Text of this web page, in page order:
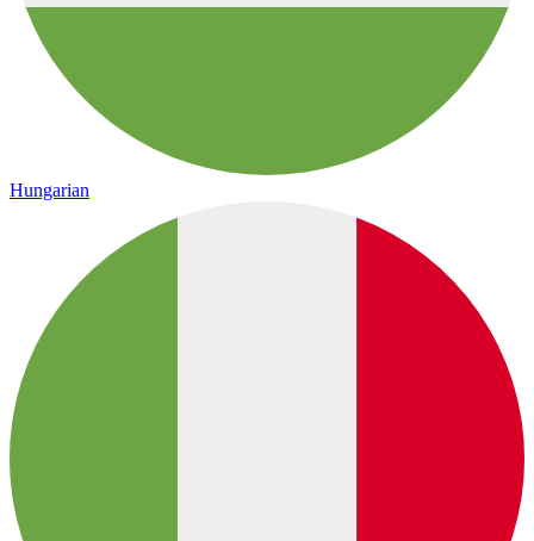
Hungarian